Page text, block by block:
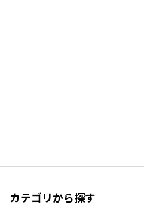
カテゴリから探す